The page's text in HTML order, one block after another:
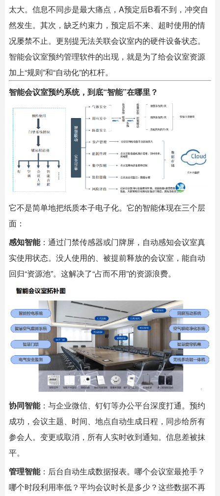
太大。信息不同步是最大痛点，A预定后B看不到，冲突自
然发生。其次，缺乏约束力，预定后不来、超时使用的情
况屡禁不止。更别提无法关联会议室内的硬件设备状态。
智能会议室预约管理软件的出现，就是为了给会议室资源
加上“规则”和“自动化”的杠杆。
智能会议室预约系统，到底“智能”在哪里？
它不是简单地把纸质本子电子化。它的智能体现在三个层
面：
感知智能：通过门禁传感器或门牌屏，自动感知会议室真
实使用状态。没人使用的、被提前释放的会议室，能自动
回归“资源池”。这解决了“占而不用”的资源浪费。
协同智能：与企业微信、钉钉等办公平台深度打通。预约
成功，会议主题、时间、地点自动生成日程，同步给所有
参会人。变更或取消，所有人实时收到通知。信息差被抹
平。
管理智能：后台自动生成数据报表。哪个会议室最抢手？
哪个时段利用率低？平均会议时长是多少？这些数据不再